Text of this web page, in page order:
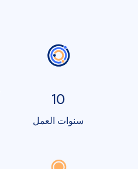
10
سنوات العمل